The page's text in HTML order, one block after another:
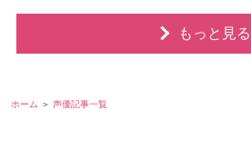
もっと見る
ホーム 声優記事一覧